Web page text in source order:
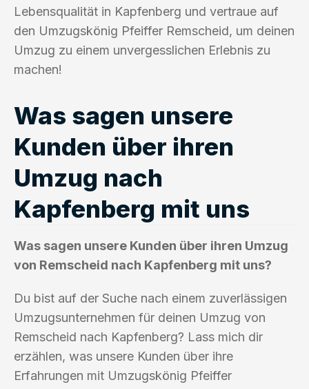
Lebensqualität in Kapfenberg und vertraue auf
den Umzugskönig Pfeiffer Remscheid, um deinen
Umzug zu einem unvergesslichen Erlebnis zu
machen!
Was sagen unsere
Kunden über ihren
Umzug nach
Kapfenberg mit uns
Was sagen unsere Kunden über ihren Umzug
von Remscheid nach Kapfenberg mit uns?
Du bist auf der Suche nach einem zuverlässigen
Umzugsunternehmen für deinen Umzug von
Remscheid nach Kapfenberg? Lass mich dir
erzählen, was unsere Kunden über ihre
Erfahrungen mit Umzugskönig Pfeiffer